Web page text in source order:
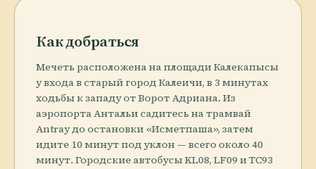
Как добраться
Мечеть расположена на площади Калекапысы
у входа в старый город Калеичи, в 3 минутах
ходьбы к западу от Ворот Адриана. Из
аэропорта Антальи садитесь на трамвай
Antray до остановки «Исметпаша», затем
идите 10 минут под уклон — всего около 40
минут. Городские автобусы KL08, LF09 и TC93